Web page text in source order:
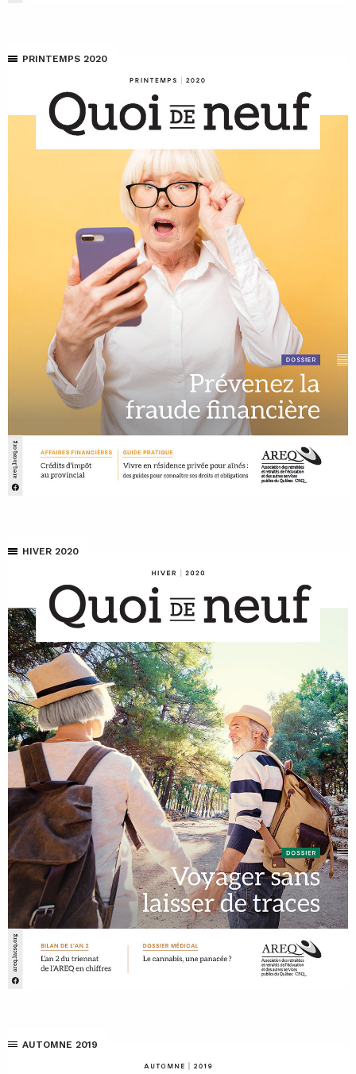
PRINTEMPS 2020
HIVER 2020
AUTOMNE 2019